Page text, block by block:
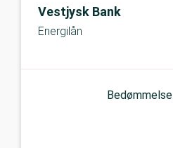
Vestjysk Bank
Energilån
Bedømmelse